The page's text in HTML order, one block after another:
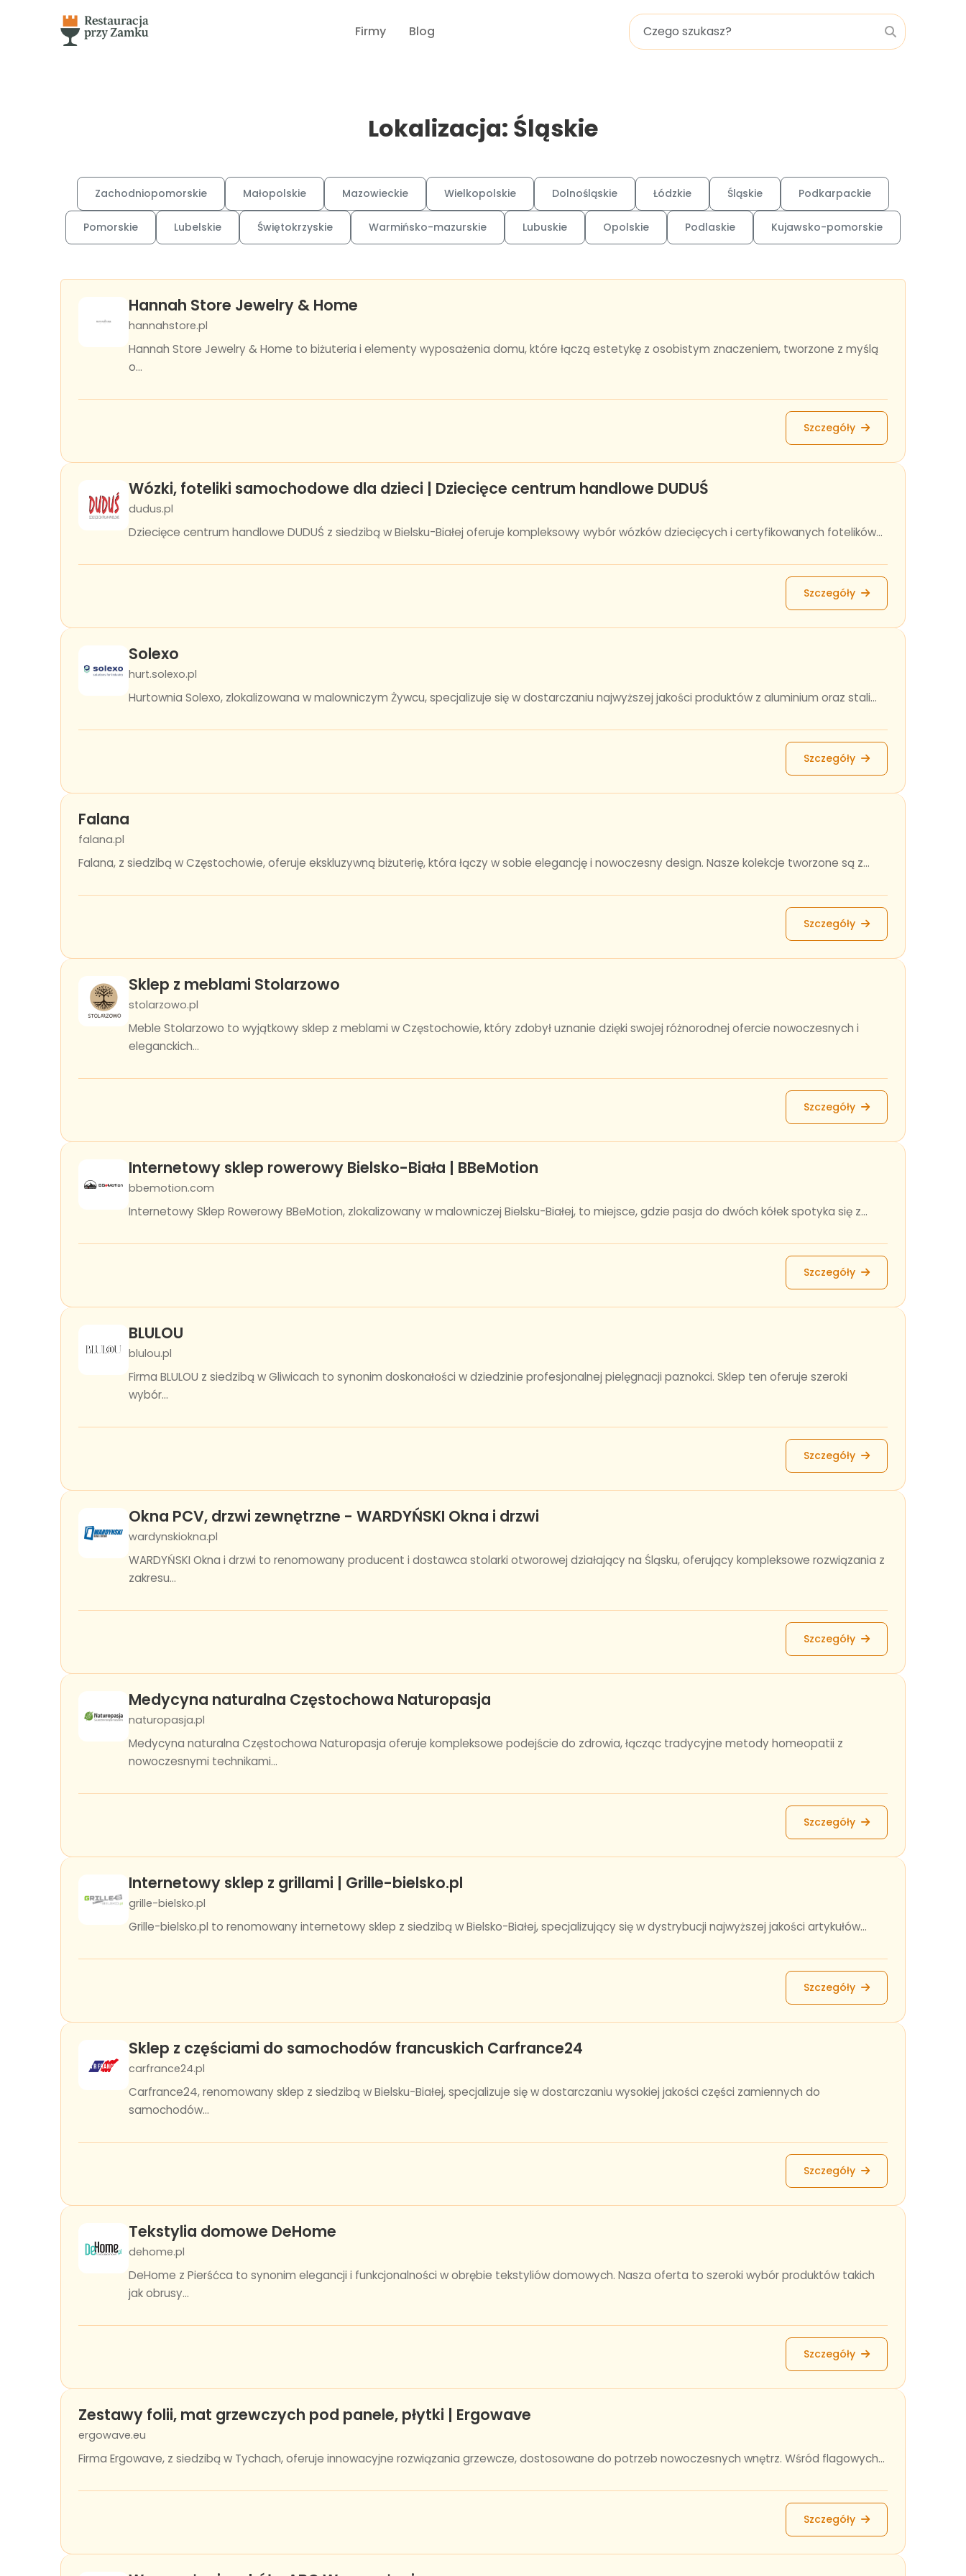
Firmy Blog
Lokalizacja: Śląskie
Zachodniopomorskie Małopolskie Mazowieckie Wielkopolskie Dolnośląskie Łódzkie Śląskie Podkarpackie
Pomorskie Lubelskie Świętokrzyskie Warmińsko-mazurskie Lubuskie Opolskie Podlaskie Kujawsko-pomorskie
Hannah Store Jewelry & Home
hannahstore.pl
Hannah Store Jewelry & Home to biżuteria i elementy wyposażenia domu, które łączą estetykę z osobistym znaczeniem, tworzone z myślą
o...
Szczegóły
Wózki, foteliki samochodowe dla dzieci | Dziecięce centrum handlowe DUDUŚ
dudus.pl
Dziecięce centrum handlowe DUDUŚ z siedzibą w Bielsku-Białej oferuje kompleksowy wybór wózków dziecięcych i certyfikowanych fotelików...
Szczegóły
Solexo
hurt.solexo.pl
Hurtownia Solexo, zlokalizowana w malowniczym Żywcu, specjalizuje się w dostarczaniu najwyższej jakości produktów z aluminium oraz stali...
Szczegóły
Falana
falana.pl
Falana, z siedzibą w Częstochowie, oferuje ekskluzywną biżuterię, która łączy w sobie elegancję i nowoczesny design. Nasze kolekcje tworzone są z...
Szczegóły
Sklep z meblami Stolarzowo
stolarzowo.pl
Meble Stolarzowo to wyjątkowy sklep z meblami w Częstochowie, który zdobył uznanie dzięki swojej różnorodnej ofercie nowoczesnych i
eleganckich...
Szczegóły
Internetowy sklep rowerowy Bielsko-Biała | BBeMotion
bbemotion.com
Internetowy Sklep Rowerowy BBeMotion, zlokalizowany w malowniczej Bielsku-Białej, to miejsce, gdzie pasja do dwóch kółek spotyka się z...
Szczegóły
BLULOU
blulou.pl
Firma BLULOU z siedzibą w Gliwicach to synonim doskonałości w dziedzinie profesjonalnej pielęgnacji paznokci. Sklep ten oferuje szeroki
wybór...
Szczegóły
Okna PCV, drzwi zewnętrzne - WARDYŃSKI Okna i drzwi
wardynskiokna.pl
WARDYŃSKI Okna i drzwi to renomowany producent i dostawca stolarki otworowej działający na Śląsku, oferujący kompleksowe rozwiązania z
zakresu...
Szczegóły
Medycyna naturalna Częstochowa Naturopasja
naturopasja.pl
Medycyna naturalna Częstochowa Naturopasja oferuje kompleksowe podejście do zdrowia, łącząc tradycyjne metody homeopatii z
nowoczesnymi technikami...
Szczegóły
Internetowy sklep z grillami | Grille-bielsko.pl
grille-bielsko.pl
Grille-bielsko.pl to renomowany internetowy sklep z siedzibą w Bielsko-Białej, specjalizujący się w dystrybucji najwyższej jakości artykułów...
Szczegóły
Sklep z częściami do samochodów francuskich Carfrance24
carfrance24.pl
Carfrance24, renomowany sklep z siedzibą w Bielsku-Białej, specjalizuje się w dostarczaniu wysokiej jakości części zamiennych do
samochodów...
Szczegóły
Tekstylia domowe DeHome
dehome.pl
DeHome z Pierśćca to synonim elegancji i funkcjonalności w obrębie tekstyliów domowych. Nasza oferta to szeroki wybór produktów takich
jak obrusy...
Szczegóły
Zestawy folii, mat grzewczych pod panele, płytki | Ergowave
ergowave.eu
Firma Ergowave, z siedzibą w Tychach, oferuje innowacyjne rozwiązania grzewcze, dostosowane do potrzeb nowoczesnych wnętrz. Wśród flagowych...
Szczegóły